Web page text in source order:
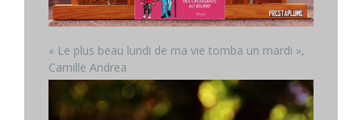
« Le plus beau lundi de ma vie tomba un mardi »,
Camille Andrea